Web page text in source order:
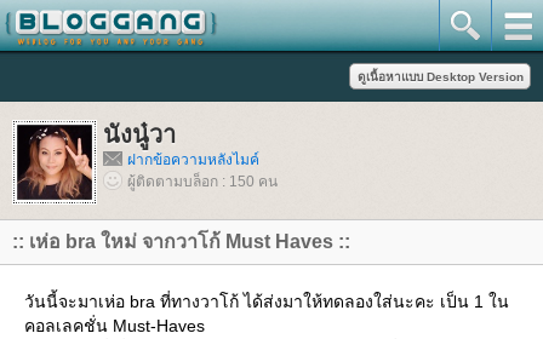
นังนู๋วา
ฝากข้อความหลังไมค์
ผู้ติดตามบล็อก : 150 คน
:: เห่อ bra ใหม่ จากวาโก้ Must Haves ::
วันนี้จะมาเห่อ bra ที่ทางวาโก้ ได้ส่งมาให้ทดลองใส่นะคะ เป็น 1 ใน
คอลเลคชั่น Must-Haves